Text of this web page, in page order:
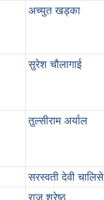
अच्युत खड्का
सुरेश चौलागाई
तुल्सीराम अर्याल
सरस्वती देवी चालिसे
राजु श्रेष्‍ठ